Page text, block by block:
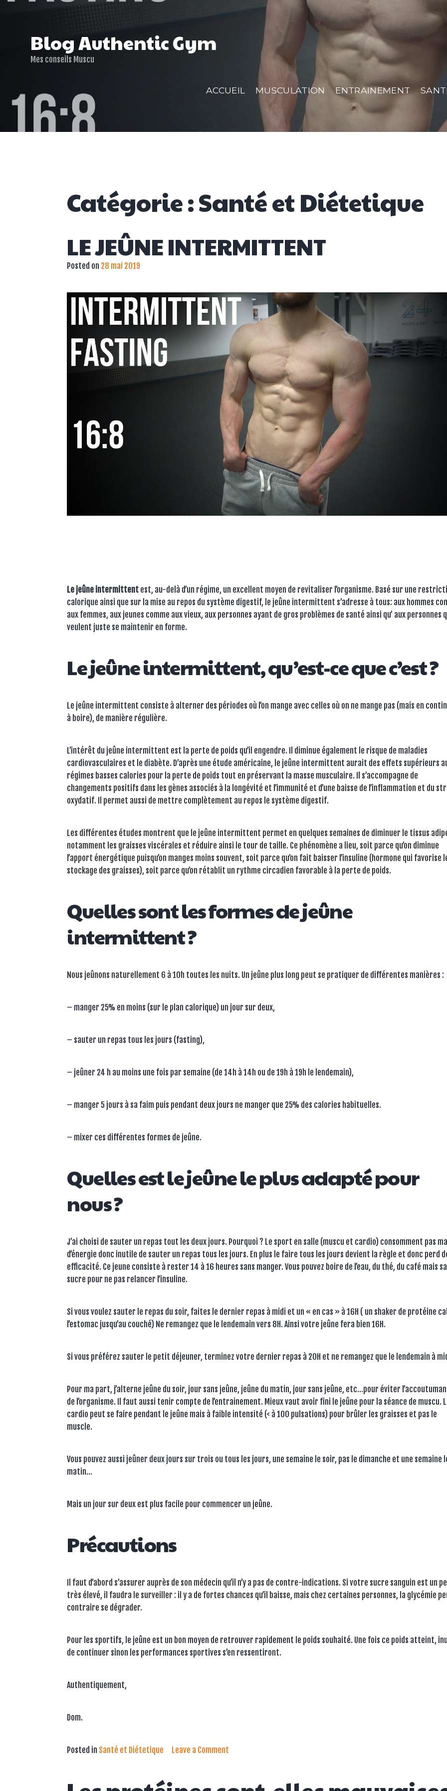
Blog Authentic Gym
Mes conseils Muscu
ACCUEIL MUSCULATION ENTRAINEMENT
Catégorie : Santé et Diétetique
LE JEÛNE INTERMITTENT
Posted on 28 mai 2019
Le jeûne intermittent est, au-delà d’un régime, un excellent moyen de revitaliser l’organisme. Basé sur une
calorique ainsi que sur la mise au repos du système digestif, le jeûne intermittent s’adresse à tous: aux hommes
aux femmes, aux jeunes comme aux vieux, aux personnes ayant de gros problèmes de santé ainsi qu’ aux personnes
veulent juste se maintenir en forme.
Le jeûne intermittent, qu’est-ce que c’est ?
Le jeûne intermittent consiste à alterner des périodes où l’on mange avec celles où on ne mange pas (mais en
à boire), de manière régulière.
L’intérêt du jeûne intermittent est la perte de poids qu’il engendre. Il diminue également le risque de maladies
cardiovasculaires et le diabète. D’après une étude américaine, le jeûne intermittent aurait des effets supérieurs
régimes basses calories pour la perte de poids tout en préservant la masse musculaire. Il s’accompagne de
changements positifs dans les gènes associés à la longévité et l’immunité et d’une baisse de l’inflammation et du
oxydatif. Il permet aussi de mettre complètement au repos le système digestif.
Les différentes études montrent que le jeûne intermittent permet en quelques semaines de diminuer le tissus
notamment les graisses viscérales et réduire ainsi le tour de taille. Ce phénomène a lieu, soit parce qu’on diminue
l’apport énergétique puisqu’on manges moins souvent, soit parce qu’on fait baisser l’insuline (hormone qui favorise
stockage des graisses), soit parce qu’on rétablit un rythme circadien favorable à la perte de poids.
Quelles sont les formes de jeûne
intermittent ?
Nous jeûnons naturellement 6 à 10h toutes les nuits. Un jeûne plus long peut se pratiquer de différentes manières :
– manger 25% en moins (sur le plan calorique) un jour sur deux,
– sauter un repas tous les jours (fasting),
– jeûner 24 h au moins une fois par semaine (de 14h à 14h ou de 19h à 19h le lendemain),
– manger 5 jours à sa faim puis pendant deux jours ne manger que 25% des calories habituelles.
– mixer ces différentes formes de jeûne.
Quelles est le jeûne le plus adapté pour
nous ?
J’ai choisi de sauter un repas tout les deux jours. Pourquoi ? Le sport en salle (muscu et cardio) consomment pas mal
d’énergie donc inutile de sauter un repas tous les jours. En plus le faire tous les jours devient la règle et donc perd
efficacité. Ce jeune consiste à rester 14 à 16 heures sans manger. Vous pouvez boire de l’eau, du thé, du café mais
sucre pour ne pas relancer l’insuline.
Si vous voulez sauter le repas du soir, faites le dernier repas à midi et un « en cas » à 16H ( un shaker de protéine
l’estomac jusqu’au couché) Ne remangez que le lendemain vers 8H. Ainsi votre jeûne fera bien 16H.
Si vous préférez sauter le petit déjeuner, terminez votre dernier repas à 20H et ne remangez que le lendemain à
Pour ma part, j’alterne jeûne du soir, jour sans jeûne, jeûne du matin, jour sans jeûne, etc…pour éviter
de l’organisme. Il faut aussi tenir compte de l’entrainement. Mieux vaut avoir fini le jeûne pour la séance de muscu.
cardio peut se faire pendant le jeûne mais à faible intensité (< à 100 pulsations) pour brûler les graisses et pas le
muscle.
Vous pouvez aussi jeûner deux jours sur trois ou tous les jours, une semaine le soir, pas le dimanche et une semaine
matin…
Mais un jour sur deux est plus facile pour commencer un jeûne.
Précautions
Il faut d’abord s’assurer auprès de son médecin qu’il n’y a pas de contre-indications. Si votre sucre sanguin est un
très élevé, il faudra le surveiller : il y a de fortes chances qu’il baisse, mais chez certaines personnes, la glycémie
contraire se dégrader.
Pour les sportifs, le jeûne est un bon moyen de retrouver rapidement le poids souhaité. Une fois ce poids atteint,
de continuer sinon les performances sportives s’en ressentiront.
Authentiquement,
Dom.
Posted in Santé et Diétetique Leave a Comment
INTERMITTENT